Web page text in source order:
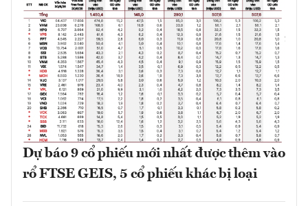
Dự báo 9 cổ phiếu mới nhất được thêm vào
rổ FTSE GEIS, 5 cổ phiếu khác bị loại